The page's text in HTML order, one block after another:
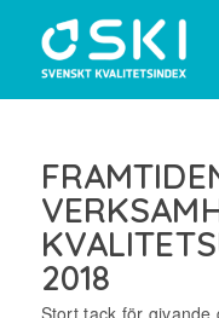
2018
Stort tack för